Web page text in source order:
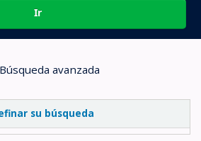
Ir
Búsqueda avanzada
su búsqueda